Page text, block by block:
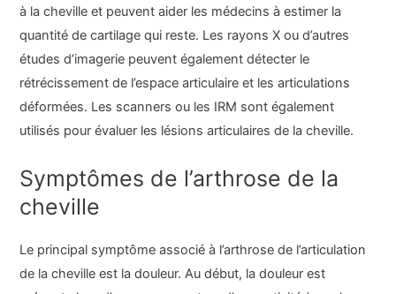
à la cheville et peuvent aider les médecins à estimer la
quantité de cartilage qui reste. Les rayons X ou d’autres
études d’imagerie peuvent également détecter le
rétrécissement de l’espace articulaire et les articulations
déformées. Les scanners ou les IRM sont également
utilisés pour évaluer les lésions articulaires de la cheville.
Symptômes de l’arthrose de la
cheville
Le principal symptôme associé à l’arthrose de l’articulation
de la cheville est la douleur. Au début, la douleur est